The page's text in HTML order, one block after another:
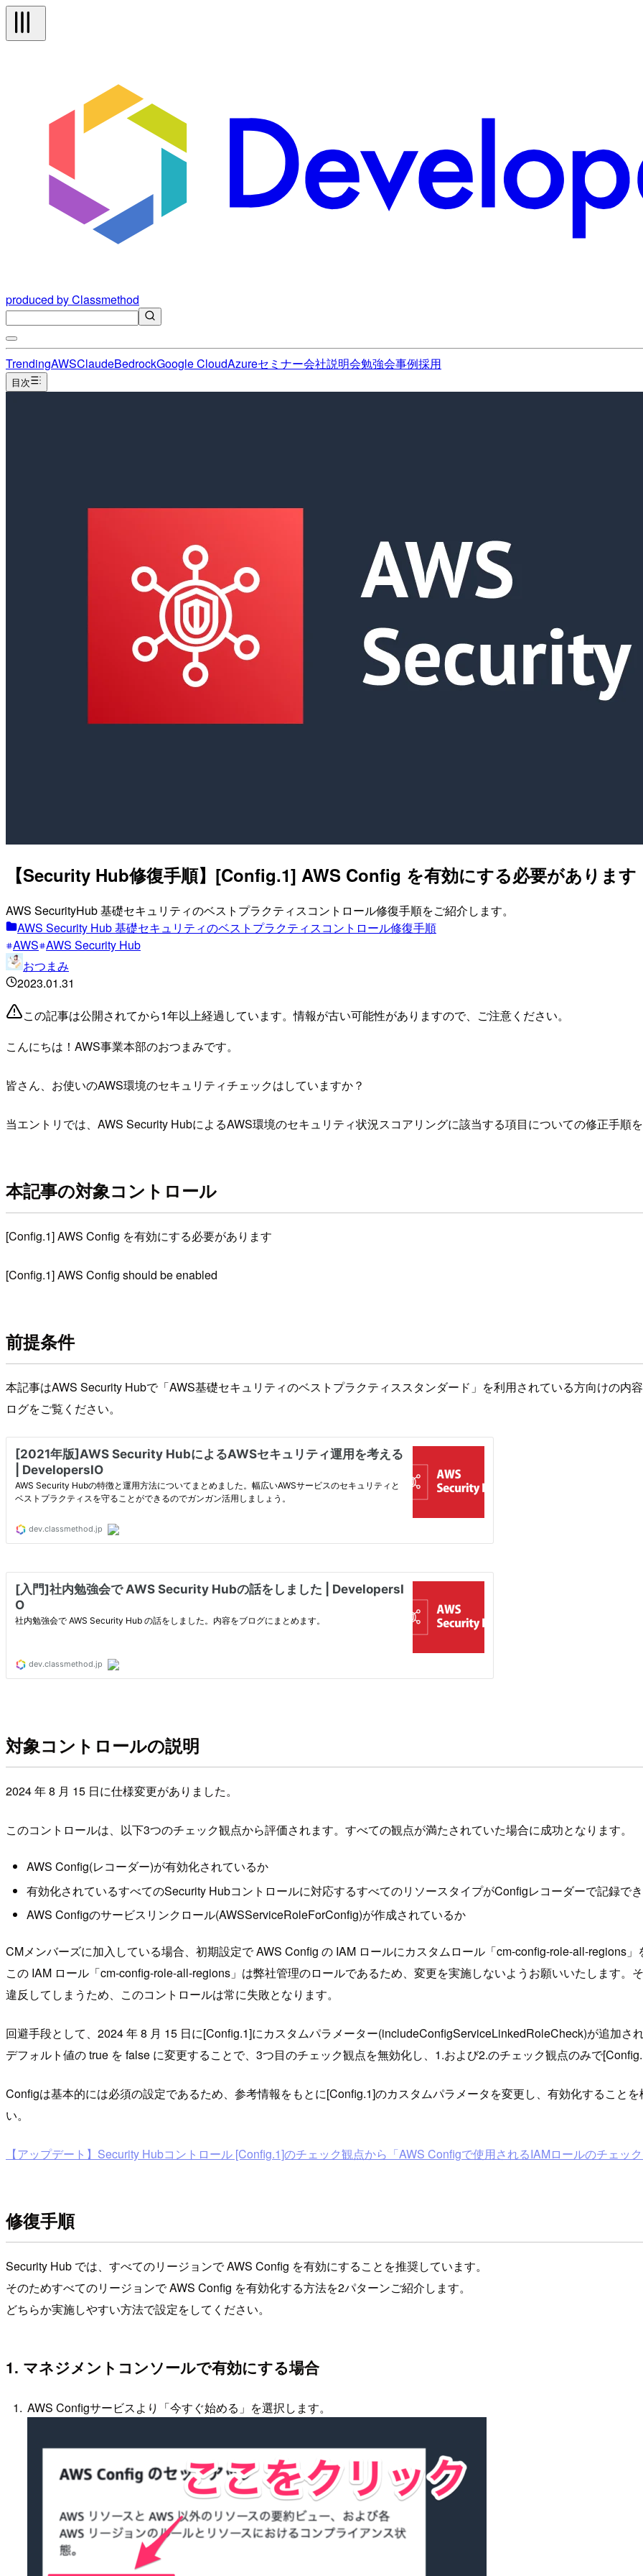
produced by Classmethod
TrendingAWSClaudeBedrockGoogle CloudAzureセミナー会社説明会勉強会事例採用
目次
【Security Hub修復手順】[Config.1] AWS Config を有効にする必要があります
AWS SecurityHub 基礎セキュリティのベストプラクティスコントロール修復手順をご紹介します。
AWS Security Hub 基礎セキュリティのベストプラクティスコントロール修復手順
AWS AWS Security Hub
おつまみ
2023.01.31
この記事は公開されてから1年以上経過しています。情報が古い可能性がありますので、ご注意ください。
こんにちは！AWS事業本部のおつまみです。
皆さん、お使いのAWS環境のセキュリティチェックはしていますか？
当エントリでは、AWS Security HubによるAWS環境のセキュリティ状況スコアリングに該当する項目についての修正手順を
本記事の対象コントロール
[Config.1] AWS Config を有効にする必要があります
[Config.1] AWS Config should be enabled
前提条件
本記事はAWS Security Hubで「AWS基礎セキュリティのベストプラクティススタンダード」を利用されている方向けの内
ログをご覧ください。
対象コントロールの説明
2024 年 8 月 15 日に仕様変更がありました。
このコントロールは、以下3つのチェック観点から評価されます。すべての観点が満たされていた場合に成功となります。
AWS Config(レコーダー)が有効化されているか
有効化されているすべてのSecurity Hubコントロールに対応するすべてのリソースタイプがConfigレコーダーで記録で
AWS Configのサービスリンクロール(AWSServiceRoleForConfig)が作成されているか
CMメンバーズに加入している場合、初期設定で AWS Config の IAM ロールにカスタムロール「cm-config-role-all-regions」
この IAM ロール「cm-config-role-all-regions」は弊社管理のロールであるため、変更を実施しないようお願いいたします。
違反してしまうため、このコントロールは常に失敗となります。
回避手段として、2024 年 8 月 15 日に[Config.1]にカスタムパラメーター(includeConfigServiceLinkedRoleCheck)が追加され
デフォルト値の true を false に変更することで、3つ目のチェック観点を無効化し、1.および2.のチェック観点のみで
Configは基本的には必須の設定であるため、参考情報をもとに[Config.1]のカスタムパラメータを変更し、有効化すること
い。
【アップデート】Security Hubコントロール [Config.1]のチェック観点から「AWS Configで使用されるIAMロールのチェッ
修復手順
Security Hub では、すべてのリージョンで AWS Config を有効にすることを推奨しています。
そのためすべてのリージョンで AWS Config を有効化する方法を2パターンご紹介します。
どちらか実施しやすい方法で設定をしてください。
1. マネジメントコンソールで有効にする場合
AWS Configサービスより「今すぐ始める」を選択します。